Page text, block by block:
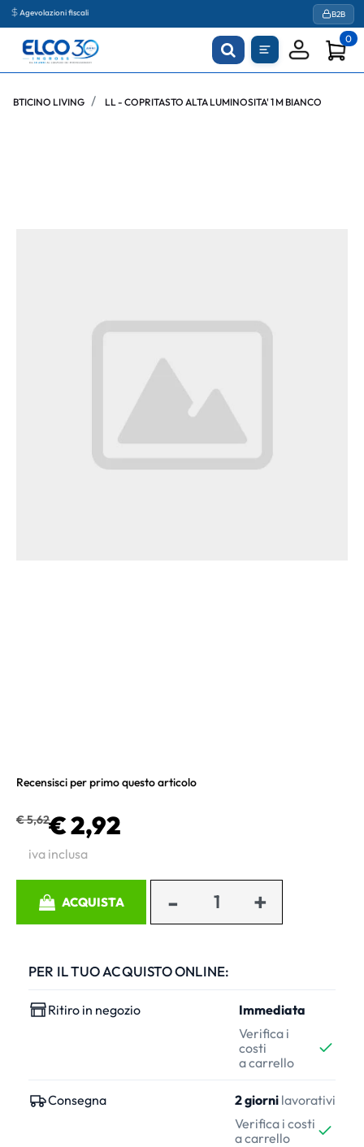
Agevolazioni fiscali B2B
0
BTICINO LIVING LL - COPRITASTO ALTA LUMINOSITA' 1 M BIANCO
Recensisci per primo questo articolo
€ 5,62€ 2,92
iva inclusa
ACQUISTA
PER IL TUO ACQUISTO ONLINE:
Ritiro in negozio
Immediata
Verifica i
costi
a carrello
Consegna 2 giorni lavorativi
Verifica i costi
a carrello